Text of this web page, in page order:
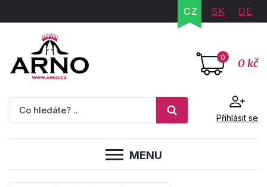
CZ SK DE
0 0 kč
Přihlásit se
MENU